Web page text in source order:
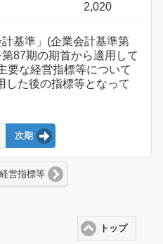
2,020
基準」(企業会計基準第
87期の期首から適用して
要な経営指標等について
した後の指標等となって
次期
営指標等
トップ